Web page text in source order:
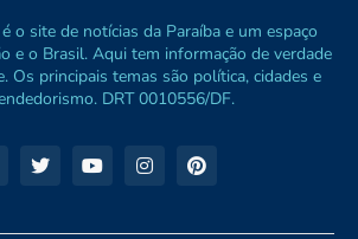
o site de notícias da Paraíba e um espaço
e o Brasil. Aqui tem informação de verdade
Os principais temas são política, cidades e
DRT 0010556/DF.